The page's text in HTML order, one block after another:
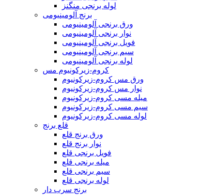
لوله برنجی منگنز
برنج آلومینیومی
ورق برنجی آلومینیومی
نوار برنجی آلومینیومی
فویل برنجی آلومینیومی
سیم برنجی آلومینیومی
لوله برنجی آلومینیومی
کروم-زیرکونیوم مس
ورق مس کروم-زیرکونیوم
نوار مس کروم-زیرکونیوم
میله مسی کروم-زیرکونیوم
سیم مسی کروم-زیرکونیوم
لوله مسی کروم-زیرکونیوم
قلع برنج
ورق برنج قلع
نوار برنج قلع
فویل برنجی قلع
میله برنجی قلع
سیم برنجی قلع
لوله برنجی قلع
برنج سرب دار